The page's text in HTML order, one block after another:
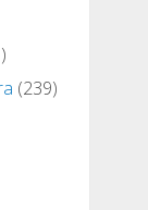
(239)